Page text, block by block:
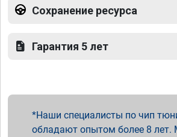
Сохранение ресурса
Гарантия 5 лет
Наши специалисты по чип
обладают опытом более 8